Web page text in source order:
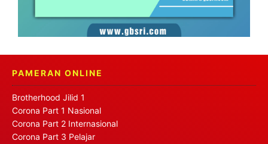
PAMERAN ONLINE
Brotherhood Jilid 1
Corona Part 1 Nasional
Corona Part 2 Internasional
Corona Part 3 Pelajar